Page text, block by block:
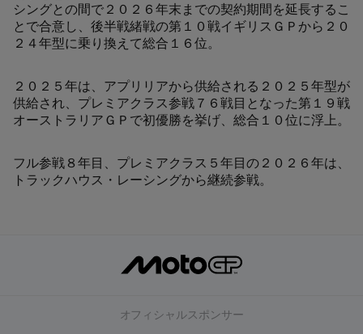
シングとの間で２０２６年末までの契約期間を延長するこ
とで合意し、後半戦緒戦の第１０戦イギリスＧＰから２０
２４年型に乗り換えて総合１６位。
２０２５年は、アプリリアから供給される２０２５年型が
供給され、プレミアクラス参戦７６戦目となった第１９戦
オーストラリアＧＰで初優勝を挙げ、総合１０位に浮上。
フル参戦８年目、プレミアクラス５年目の２０２６年は、
トラックハウス・レーシングから継続参戦。
オフィシャルスポンサー